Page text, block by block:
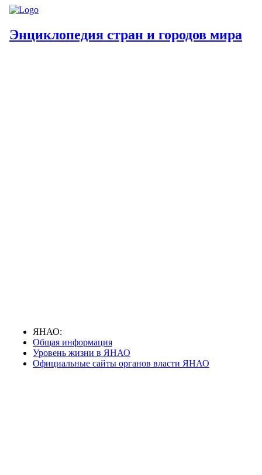
Энциклопедия стран и городов мира
ЯНАО:
Общая информация
Уровень жизни в ЯНАО
Официальные сайты органов власти ЯНАО